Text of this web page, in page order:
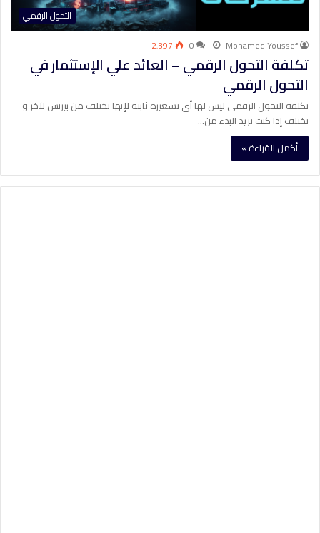
التحول الرقمي
Mohamed Youssef
0 2٬397
تكلفة التحول الرقمي – العائد علي الإستثمار في
التحول الرقمي
تكلفة التحول الرقمي ليس لها أي تسعيرة ثابتة لإنها تختلف من بيزنس لآخر و
تختلف إذا كنت تريد البدء من…
أكمل القراءة »